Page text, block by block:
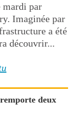
mardi par
Imaginée par
a été
découvrir...
deux